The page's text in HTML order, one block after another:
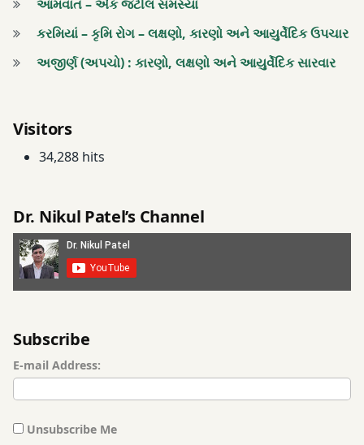
ઋતુ
આમવાત – એક જટીલ સમસ્યા
કરમિયાં – કૃમિ રોગ – લક્ષણો, કારણો અને આયુર્વેદિક ઉપચાર
અજીર્ણ (અપચો) : કારણો, લક્ષણો અને આયુર્વેદિક સારવાર
Visitors
34,288 hits
Dr. Nikul Patel’s Channel
Subscribe
E-mail Address:
Unsubscribe Me